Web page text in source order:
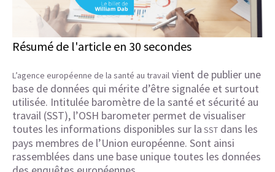
Résumé de l'article en 30 secondes
L’agence européenne de la santé au travail vient de publier une
base de données qui mérite d’être signalée et surtout
utilisée. Intitulée baromètre de la santé et sécurité au
travail (SST), l’OSH barometer permet de visualiser
toutes les informations disponibles sur la SST dans les
pays membres de l’Union européenne. Sont ainsi
rassemblées dans une base unique toutes les données